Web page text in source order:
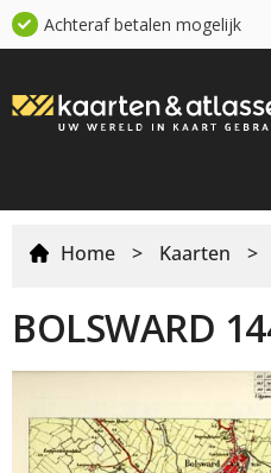
Achteraf betalen mogelijk
Home > Kaarten >
BOLSWARD